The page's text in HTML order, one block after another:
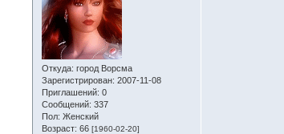
Откуда: город Ворсма
Зарегистрирован: 2007-11-08
Приглашений: 0
Сообщений: 337
Пол: Женский
Возраст: 66[1960-02-20]